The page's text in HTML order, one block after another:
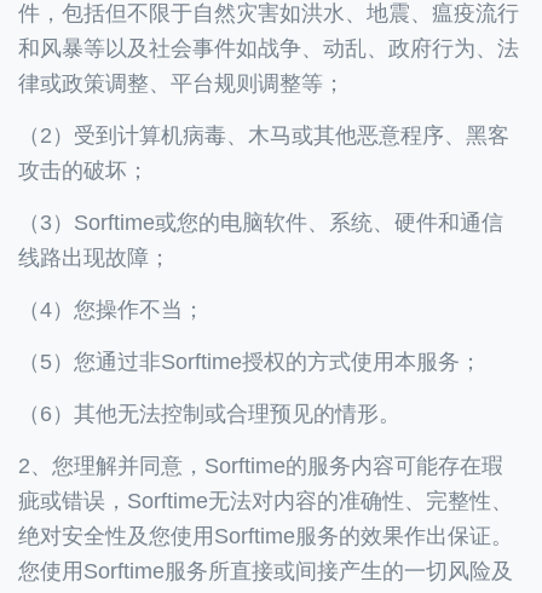
件，包括但不限于自然灾害如洪水、地震、瘟疫流行
和风暴等以及社会事件如战争、动乱、政府行为、法
律或政策调整、平台规则调整等；
（2）受到计算机病毒、木马或其他恶意程序、黑客
攻击的破坏；
（3）Sorftime或您的电脑软件、系统、硬件和通信
线路出现故障；
（4）您操作不当；
（5）您通过非Sorftime授权的方式使用本服务；
（6）其他无法控制或合理预见的情形。
2、您理解并同意，Sorftime的服务内容可能存在瑕
疵或错误，Sorftime无法对内容的准确性、完整性、
绝对安全性及您使用Sorftime服务的效果作出保证。
您使用Sorftime服务所直接或间接产生的一切风险及